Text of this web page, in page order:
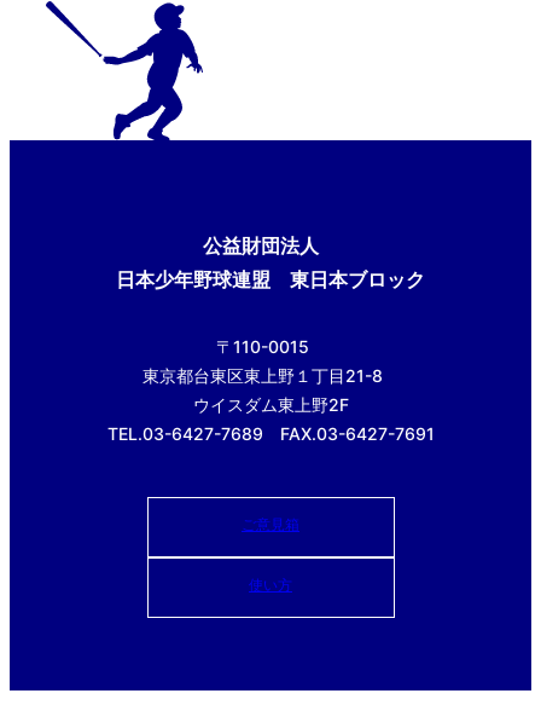
公益財団法人
日本少年野球連盟 東日本ブロック
〒110-0015
東京都台東区東上野１丁目21-8
ウイスダム東上野2F
TEL.03-6427-7689 FAX.03-6427-7691
ご意見箱
使い方